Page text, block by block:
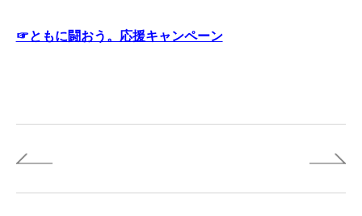
☞ともに闘おう。応援キャンペーン